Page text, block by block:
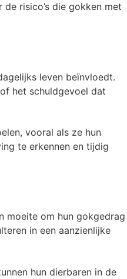
risico’s die gokken met
leven beïnvloedt.
het schuldgevoel dat
vooral als ze hun
te erkennen en tijdig
moeite om hun gokgedrag
in een aanzienlijke
hun dierbaren in de